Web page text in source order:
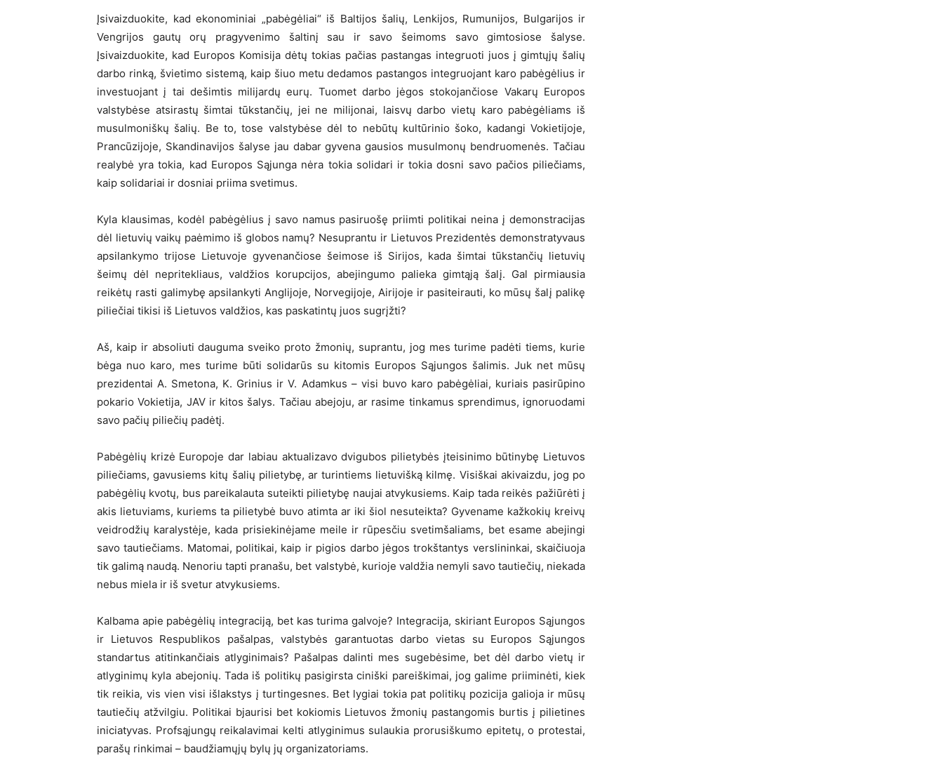
Įsivaizduokite, kad ekonominiai „pabėgėliai“ iš Baltijos šalių, Lenkijos, Rumunijos, Bulgarijos ir
Vengrijos gautų orų pragyvenimo šaltinį sau ir savo šeimoms savo gimtosiose šalyse.
Įsivaizduokite, kad Europos Komisija dėtų tokias pačias pastangas integruoti juos į gimtųjų šalių
darbo rinką, švietimo sistemą, kaip šiuo metu dedamos pastangos integruojant karo pabėgėlius ir
investuojant į tai dešimtis milijardų eurų. Tuomet darbo jėgos stokojančiose Vakarų Europos
valstybėse atsirastų šimtai tūkstančių, jei ne milijonai, laisvų darbo vietų karo pabėgėliams iš
musulmoniškų šalių. Be to, tose valstybėse dėl to nebūtų kultūrinio šoko, kadangi Vokietijoje,
Prancūzijoje, Skandinavijos šalyse jau dabar gyvena gausios musulmonų bendruomenės. Tačiau
realybė yra tokia, kad Europos Sąjunga nėra tokia solidari ir tokia dosni savo pačios piliečiams,
kaip solidariai ir dosniai priima svetimus.
Kyla klausimas, kodėl pabėgėlius į savo namus pasiruošę priimti politikai neina į demonstracijas
dėl lietuvių vaikų paėmimo iš globos namų? Nesuprantu ir Lietuvos Prezidentės demonstratyvaus
apsilankymo trijose Lietuvoje gyvenančiose šeimose iš Sirijos, kada šimtai tūkstančių lietuvių
šeimų dėl nepritekliaus, valdžios korupcijos, abejingumo palieka gimtąją šalį. Gal pirmiausia
reikėtų rasti galimybę apsilankyti Anglijoje, Norvegijoje, Airijoje ir pasiteirauti, ko mūsų šalį palikę
piliečiai tikisi iš Lietuvos valdžios, kas paskatintų juos sugrįžti?
Aš, kaip ir absoliuti dauguma sveiko proto žmonių, suprantu, jog mes turime padėti tiems, kurie
bėga nuo karo, mes turime būti solidarūs su kitomis Europos Sąjungos šalimis. Juk net mūsų
prezidentai A. Smetona, K. Grinius ir V. Adamkus – visi buvo karo pabėgėliai, kuriais pasirūpino
pokario Vokietija, JAV ir kitos šalys. Tačiau abejoju, ar rasime tinkamus sprendimus, ignoruodami
savo pačių piliečių padėtį.
Pabėgėlių krizė Europoje dar labiau aktualizavo dvigubos pilietybės įteisinimo būtinybę Lietuvos
piliečiams, gavusiems kitų šalių pilietybę, ar turintiems lietuvišką kilmę. Visiškai akivaizdu, jog po
pabėgėlių kvotų, bus pareikalauta suteikti pilietybę naujai atvykusiems. Kaip tada reikės pažiūrėti į
akis lietuviams, kuriems ta pilietybė buvo atimta ar iki šiol nesuteikta? Gyvename kažkokių kreivų
veidrodžių karalystėje, kada prisiekinėjame meile ir rūpesčiu svetimšaliams, bet esame abejingi
savo tautiečiams. Matomai, politikai, kaip ir pigios darbo jėgos trokštantys verslininkai, skaičiuoja
tik galimą naudą. Nenoriu tapti pranašu, bet valstybė, kurioje valdžia nemyli savo tautiečių, niekada
nebus miela ir iš svetur atvykusiems.
Kalbama apie pabėgėlių integraciją, bet kas turima galvoje? Integracija, skiriant Europos Sąjungos
ir Lietuvos Respublikos pašalpas, valstybės garantuotas darbo vietas su Europos Sąjungos
standartus atitinkančiais atlyginimais? Pašalpas dalinti mes sugebėsime, bet dėl darbo vietų ir
atlyginimų kyla abejonių. Tada iš politikų pasigirsta ciniški pareiškimai, jog galime priiminėti, kiek
tik reikia, vis vien visi išlakstys į turtingesnes. Bet lygiai tokia pat politikų pozicija galioja ir mūsų
tautiečių atžvilgiu. Politikai bjaurisi bet kokiomis Lietuvos žmonių pastangomis burtis į pilietines
iniciatyvas. Profsąjungų reikalavimai kelti atlyginimus sulaukia prorusiškumo epitetų, o protestai,
parašų rinkimai – baudžiamųjų bylų jų organizatoriams.